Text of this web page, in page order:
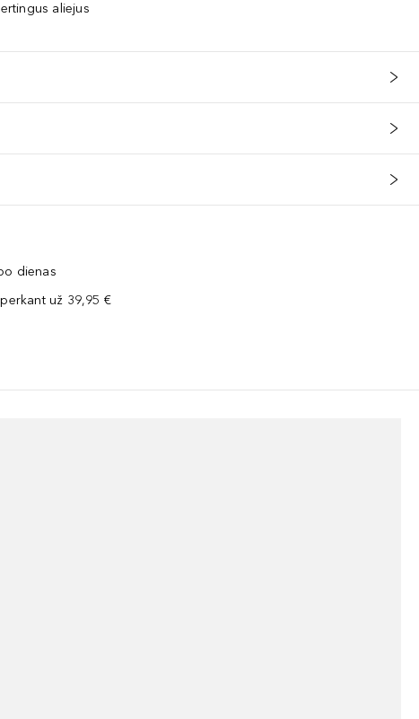
aliejus
dienas
už 39,95 €